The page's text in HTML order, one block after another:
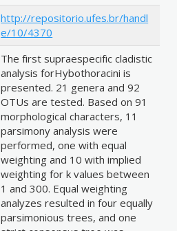
http://repositorio.ufes.br/handl
e/10/4370
The first supraespecific cladistic
analysis forHybothoracini is
presented. 21 genera and 92
OTUs are tested. Based on 91
morphological characters, 11
parsimony analysis were
performed, one with equal
weighting and 10 with implied
weighting for k values between
1 and 300. Equal weighting
analyzes resulted in four equally
parsimonious trees, and one